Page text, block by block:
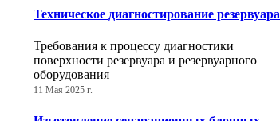
Техническое диагностирование резервуара
Требования к процессу диагностики
поверхности резервуара и резервуарного
оборудования
11 Мая 2025 г.